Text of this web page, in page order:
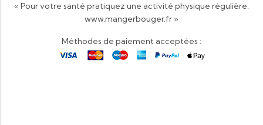
« Pour votre santé pratiquez une activité physique régulière.
www.mangerbouger.fr »
Méthodes de paiement acceptées :